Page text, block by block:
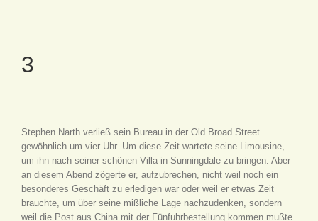
3
Stephen Narth verließ sein Bureau in der Old Broad Street
gewöhnlich um vier Uhr. Um diese Zeit wartete seine Limousine,
um ihn nach seiner schönen Villa in Sunningdale zu bringen. Aber
an diesem Abend zögerte er, aufzubrechen, nicht weil noch ein
besonderes Geschäft zu erledigen war oder weil er etwas Zeit
brauchte, um über seine mißliche Lage nachzudenken, sondern
weil die Post aus China mit der Fünfuhrbestellung kommen mußte.